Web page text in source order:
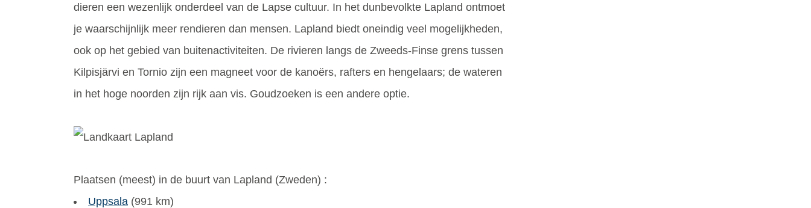
dieren een wezenlijk onderdeel van de Lapse cultuur. In het dunbevolkte Lapland ontmoet
je waarschijnlijk meer rendieren dan mensen. Lapland biedt oneindig veel mogelijkheden,
ook op het gebied van buitenactiviteiten. De rivieren langs de Zweeds-Finse grens tussen
Kilpisjärvi en Tornio zijn een magneet voor de kanoërs, rafters en hengelaars; de wateren
in het hoge noorden zijn rijk aan vis. Goudzoeken is een andere optie.
Plaatsen (meest) in de buurt van Lapland (Zweden) :
Uppsala (991 km)